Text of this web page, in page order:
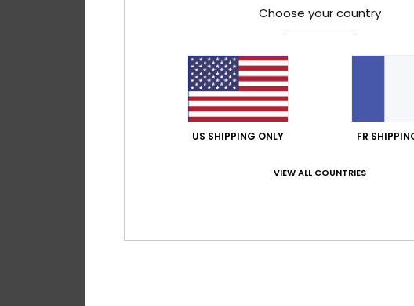
Choose your country
US SHIPPING ONLY FR
VIEW ALL COUNTRIES